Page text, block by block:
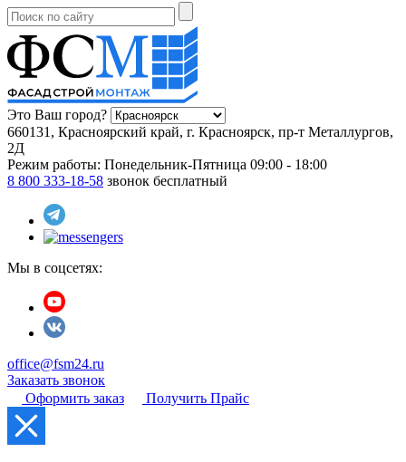
Это Ваш город?
660131, Красноярский край, г. Красноярск, пр-т Металлургов,
2Д
Режим работы: Понедельник-Пятница 09:00 - 18:00
8 800 333-18-58 звонок бесплатный
Мы в соцсетях:
office@fsm24.ru
Заказать звонок
Оформить заказ
Получить Прайс